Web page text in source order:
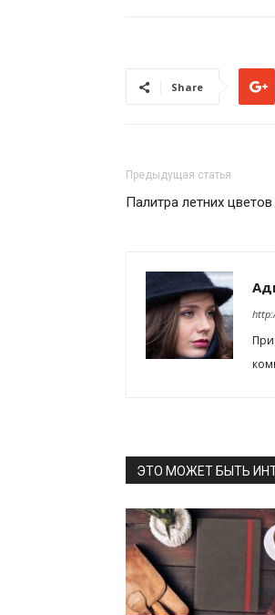
Share
Предыдущая статья
Палитра летних цветов
ЭТО МОЖЕТ БЫТЬ